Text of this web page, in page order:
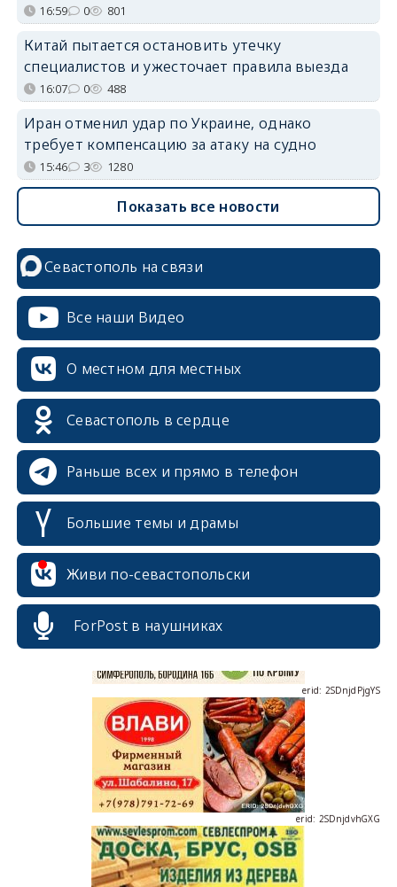
16:59 0 801
Китай пытается остановить утечку
специалистов и ужесточает правила выезда
16:07 0 488
Иран отменил удар по Украине, однако
требует компенсацию за атаку на судно
15:46 3 1280
Показать все новости
Севастополь на связи
Все наши Видео
О местном для местных
Севастополь в сердце
Раньше всех и прямо в телефон
Большие темы и драмы
Живи по-севастопольски
ForPost в наушниках
erid: 2SDnjcrDNw6
erid: 2SDnjdvhGXG